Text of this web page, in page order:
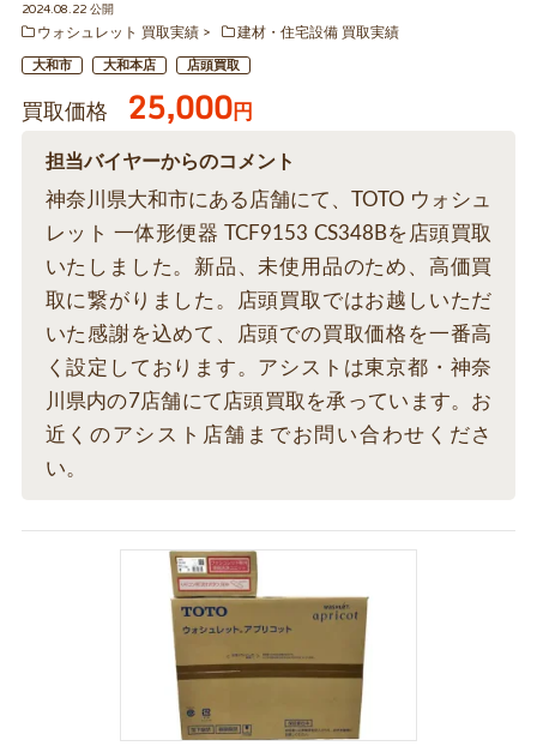
2024.08.22 公開
ウォシュレット 買取実績
建材・住宅設備 買取実績
大和市 大和本店 店頭買取
買取価格 25,000円
担当バイヤーからのコメント
神奈川県大和市にある店舗にて、TOTO ウォシュ
レット 一体形便器 TCF9153 CS348Bを店頭買取
いたしました。新品、未使用品のため、高価買
取に繋がりました。店頭買取ではお越しいただ
いた感謝を込めて、店頭での買取価格を一番高
く設定しております。アシストは東京都・神奈
川県内の7店舗にて店頭買取を承っています。お
近くのアシスト店舗までお問い合わせくださ
い。